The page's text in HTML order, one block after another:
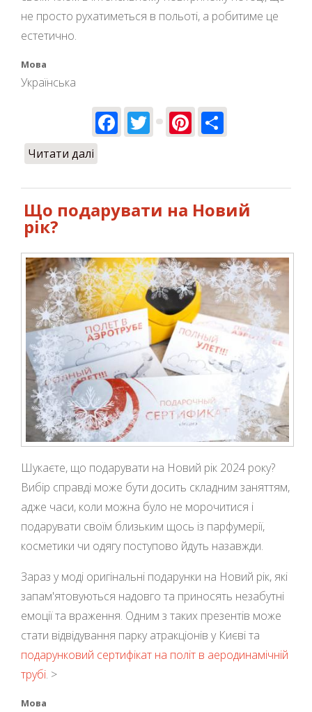
не просто рухатиметься в польоті, а робитиме це
естетично.
Мова
Українська
Facebook
TwitterPinterest
Читати далі
серед дітей?
Що подарувати на Новий
рік?
Шукаєте, що подарувати на Новий рік 2024 року?
Вибір справді може бути досить складним заняттям,
адже часи, коли можна було не морочитися і
подарувати своїм близьким щось із парфумерії,
косметики чи одягу поступово йдуть назавжди.
Зараз у моді оригінальні подарунки на Новий рік, які
запам'ятовуються надовго та приносять незабутні
емоції та враження. Одним з таких презентів може
стати відвідування парку атракціонів у Києві та
подарунковий сертифікат на політ в аеродинамічній
трубі. >
Мова